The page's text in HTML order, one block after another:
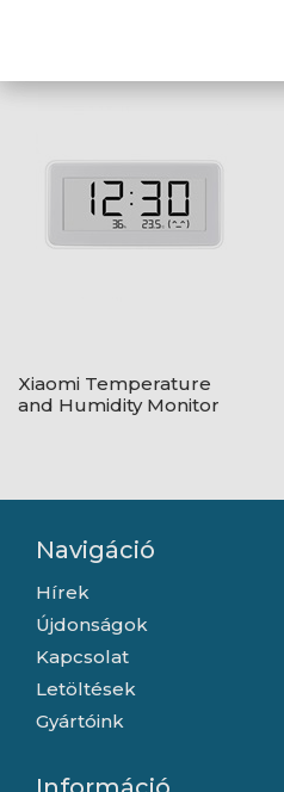
Bluetooth
Xiaomi Temperature
and Humidity Monitor
Navigáció
Hírek
Újdonságok
Kapcsolat
Letöltések
Gyártóink